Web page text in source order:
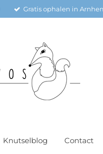
Gratis ophalen in
Knutselblog Contact